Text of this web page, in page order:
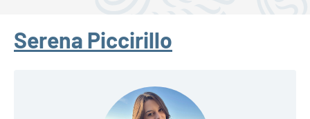
Serena Piccirillo